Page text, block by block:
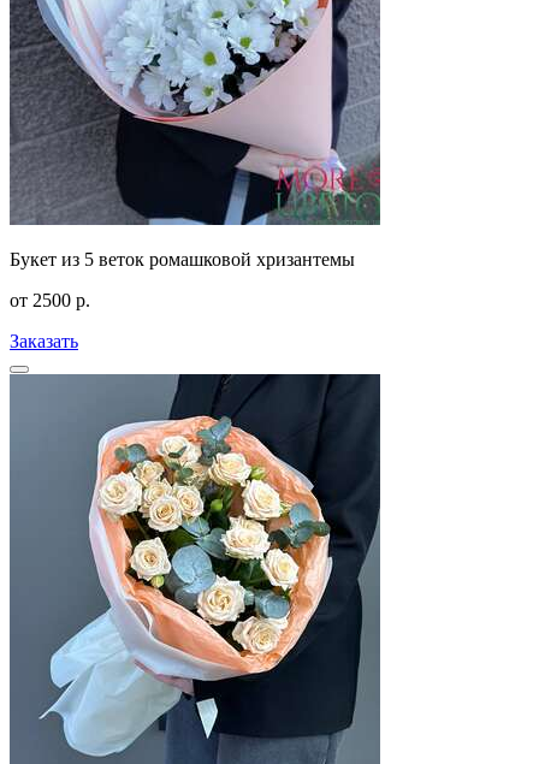
Букет из 5 веток ромашковой хризантемы
от 2500 р.
Заказать